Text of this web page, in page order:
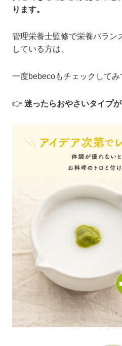
ります。
管理栄養士監修で栄養バラン
している方は、
一度bebecoもチェックしてみ
👉 迷ったらおやさいタイプ